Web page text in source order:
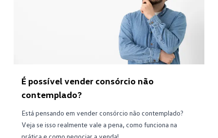
É possível vender consórcio não
contemplado?
Está pensando em vender consórcio não contemplado?
Veja se isso realmente vale a pena, como funciona na
prática e como negociar a venda!